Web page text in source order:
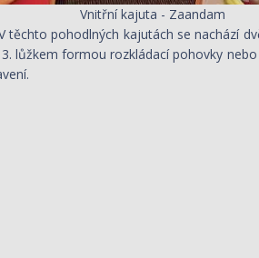
Vnitřní kajuta - Zaandam
těchto pohodlných kajutách se nachází
lůžkem formou rozkládací pohovky